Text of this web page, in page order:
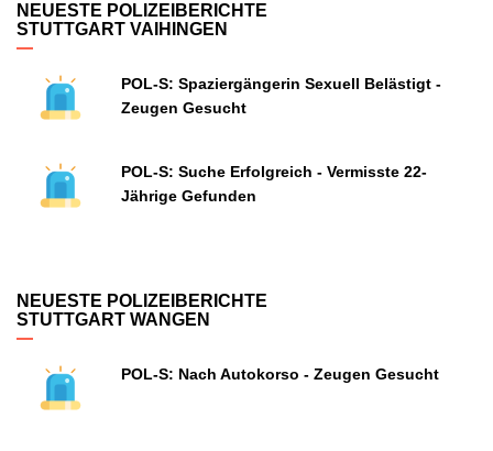
NEUESTE POLIZEIBERICHTE
STUTTGART VAIHINGEN
POL-S: Spaziergängerin Sexuell Belästigt -
Zeugen Gesucht
POL-S: Suche Erfolgreich - Vermisste 22-
Jährige Gefunden
NEUESTE POLIZEIBERICHTE
STUTTGART WANGEN
POL-S: Nach Autokorso - Zeugen Gesucht